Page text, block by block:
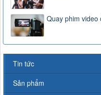
Quay phim video
Tin tức
Sản phẩm